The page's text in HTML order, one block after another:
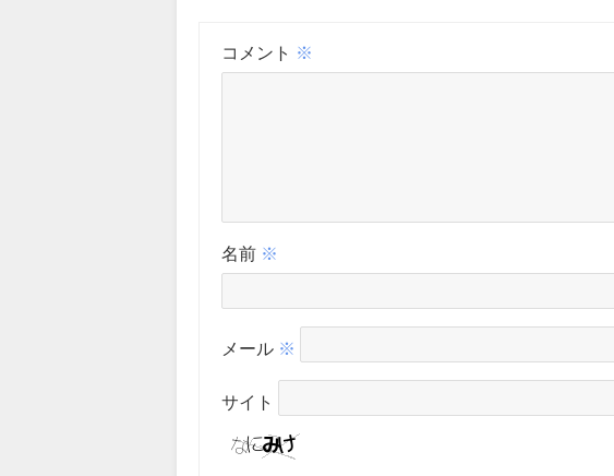
コメント ※
名前 ※
メール ※
サイト